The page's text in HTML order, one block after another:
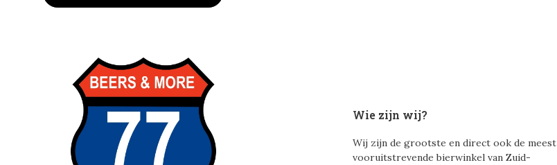
Wie zijn wij?
Wij zijn de grootste en direct ook de meest
vooruitstrevende bierwinkel van Zuid-